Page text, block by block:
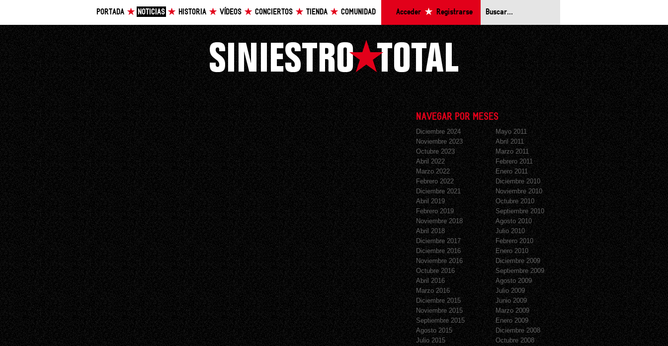
PORTADA NOTICIAS HISTORIA VÍDEOS CONCIERTOS TIENDA COMUNIDAD Acceder Registrarse
NAVEGAR POR MESES
Diciembre 2024
Noviembre 2023
Octubre 2023
Abril 2022
Marzo 2022
Febrero 2022
Diciembre 2021
Abril 2019
Febrero 2019
Noviembre 2018
Abril 2018
Diciembre 2017
Diciembre 2016
Noviembre 2016
Octubre 2016
Abril 2016
Marzo 2016
Diciembre 2015
Noviembre 2015
Septiembre 2015
Agosto 2015
Julio 2015
Mayo 2011
Abril 2011
Marzo 2011
Febrero 2011
Enero 2011
Diciembre 2010
Noviembre 2010
Octubre 2010
Septiembre 2010
Agosto 2010
Julio 2010
Febrero 2010
Enero 2010
Diciembre 2009
Septiembre 2009
Agosto 2009
Julio 2009
Junio 2009
Marzo 2009
Enero 2009
Diciembre 2008
Octubre 2008